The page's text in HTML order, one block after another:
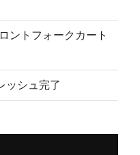
ントフォークカート
ッシュ完了